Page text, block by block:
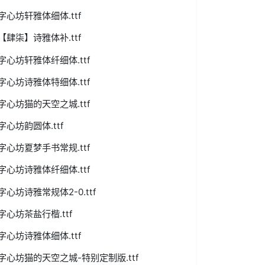
心坊轩雅体细体.ttf
肆柒】诗雅体补.ttf
心坊轩雅体纤细体.ttf
心坊诗雅体特细体.ttf
心坊猫的天空之城.ttf
心坊韵圆体.ttf
心坊夏梦手书常规.ttf
心坊诗雅体纤细体.ttf
心坊诗雅常规体2-0.ttf
心坊茶盐行楷.ttf
心坊诗雅体细体.ttf
心坊猫的天空之城-特别定制版.ttf